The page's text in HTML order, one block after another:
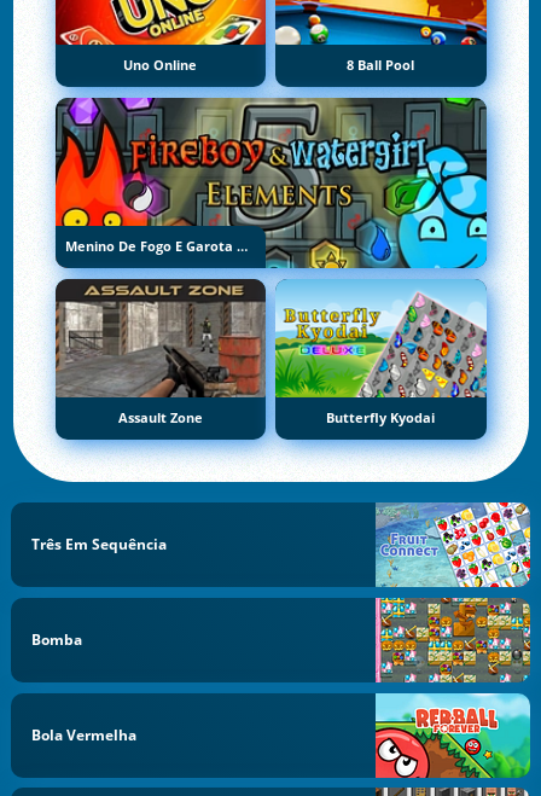
Uno Online 8 Ball Pool
Menino De Fogo E Garota De Água 5: Elementos
Assault Zone Butterfly Kyodai
Três Em Sequência
Bomba
Bola Vermelha